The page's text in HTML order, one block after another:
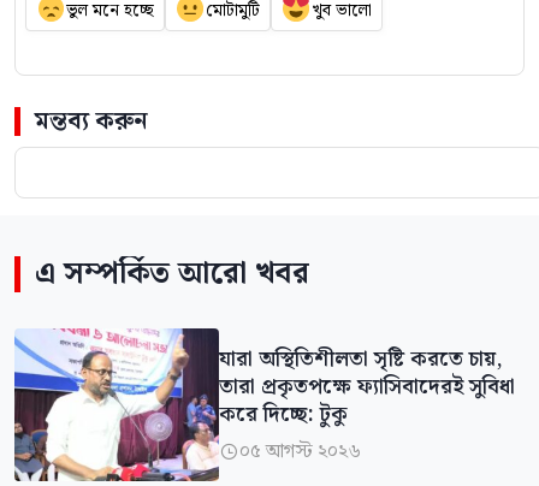
ভুল মনে হচ্ছে মোটামুটি খুব ভালো
মন্তব্য করুন
এ সম্পর্কিত আরো খবর
যারা অস্থিতিশীলতা সৃষ্টি করতে চায়,
তারা প্রকৃতপক্ষে ফ্যাসিবাদেরই সুবিধা
করে দিচ্ছে: টুকু
০৫ আগস্ট ২০২৬